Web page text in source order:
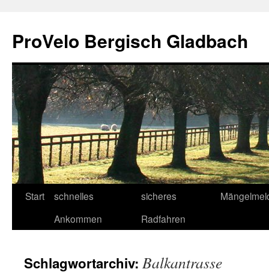
springen
ProVelo Bergisch Gladbach
Start
schnelles
Ankommen
sicheres
Radfahren
Schlagwortarchiv: Balkantrasse